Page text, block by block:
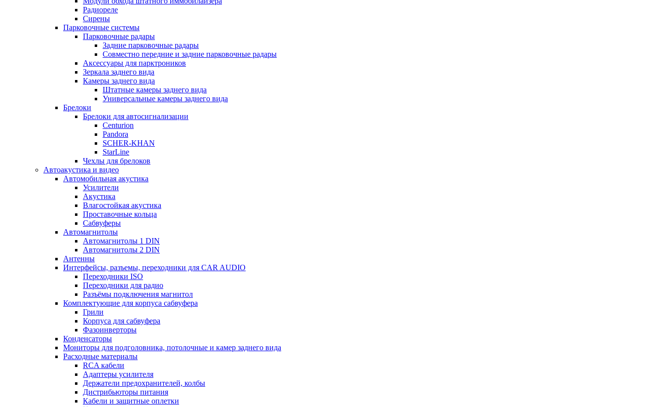
Радиореле
Сирены
Парковочные системы
Парковочные радары
Задние парковочные радары
Совместно передние и задние парковочные радары
Аксессуары для парктроников
Зеркала заднего вида
Камеры заднего вида
Штатные камеры заднего вида
Универсальные камеры заднего вида
Брелоки
Брелоки для автосигнализации
Centurion
Pandora
SCHER-KHAN
StarLine
Чехлы для брелоков
Автоакустика и видео
Автомобильная акустика
Усилители
Акустика
Влагостойкая акустика
Проставочные кольца
Сабвуферы
Автомагнитолы
Автомагнитолы 1 DIN
Автомагнитолы 2 DIN
Антенны
Интерфейсы, разъемы, переходники для CAR AUDIO
Переходники ISO
Переходники для радио
Разъёмы подключения магнитол
Комплектующие для корпуса сабвуфера
Грили
Корпуса для сабвуфера
Фазоинверторы
Конденсаторы
Мониторы для подголовника, потолочные и камер заднего вида
Расходные материалы
RCA кабели
Адаптеры усилителя
Держатели предохранителей, колбы
Дистрибьюторы питания
Кабели и защитные оплетки